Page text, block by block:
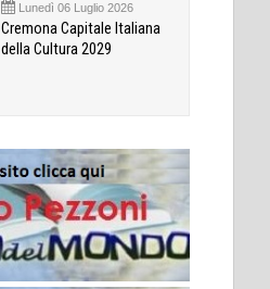
Lunedì 06 Luglio 2026
Cremona Capitale Italiana
della Cultura 2029